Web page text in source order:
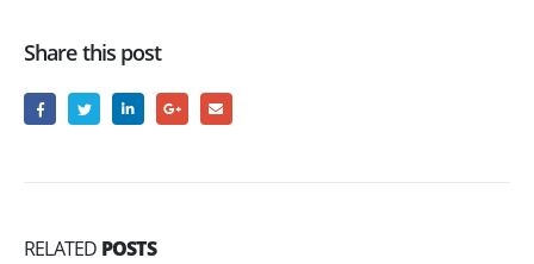
Share this post
RELATED POSTS